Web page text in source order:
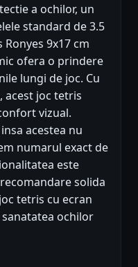
a ochilor, un
standard de 3.5
9x17 cm
ofera o prindere
lungi de joc. Cu
acest joc tetris
vizual.
acestea nu
numarul exact de
este
solida
tetris cu ecran
ochilor